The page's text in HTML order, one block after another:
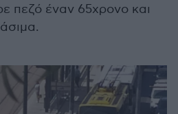
πεζό έναν 65χρονο και